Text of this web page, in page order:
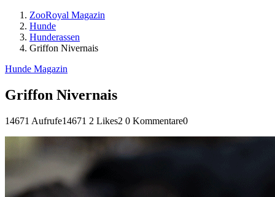
ZooRoyal Magazin
Hunde
Hunderassen
Griffon Nivernais
Hunde Magazin
Griffon Nivernais
14671 Aufrufe14671 2 Likes2 0 Kommentare0